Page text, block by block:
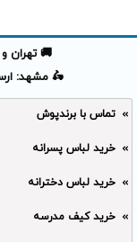
🚚 تهران و
🛵 مشهد:
تماس با برندپوش
خرید لباس پسرانه
خرید لباس دخترانه
خرید کیف مدرسه